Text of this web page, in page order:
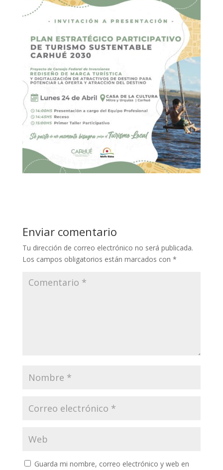
Enviar comentario
Tu dirección de correo electrónico no será publicada.
Los campos obligatorios están marcados con *
Guarda mi nombre, correo electrónico y web en